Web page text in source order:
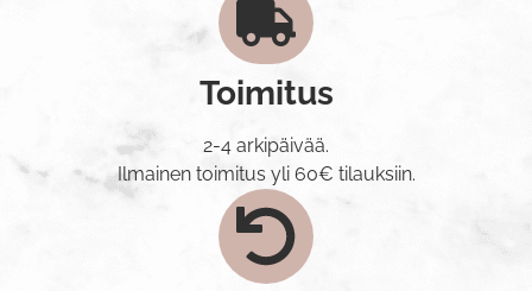
Toimitus
2-4 arkipäivää.
Ilmainen toimitus yli 60€ tilauksiin.